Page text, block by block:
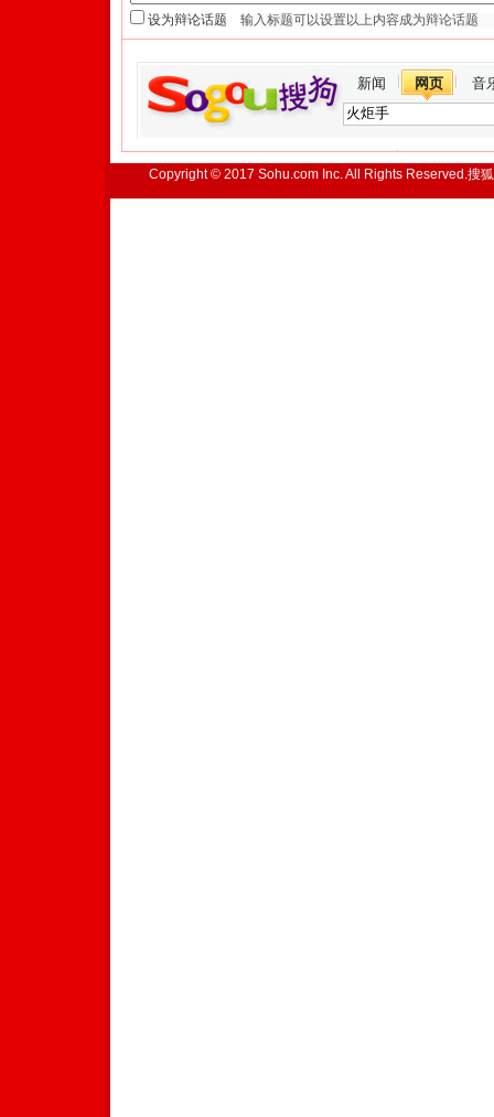
设为辩论话题
新闻 网页 音
Copyright © 2017 Sohu.com Inc. All Rights Reserved.搜